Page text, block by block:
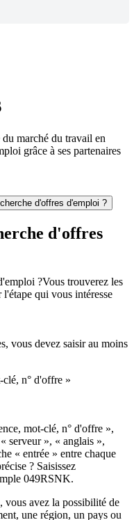
marché du travail en
grâce à ses partenaires
d'offres d'emploi ?
d'offres
?Vous trouverez les
qui vous intéresse
vous devez saisir au moins
clé, n° d'offre »
mot-clé, n° d'offre »,
serveur », « anglais »,
« entrée » entre chaque
? Saisissez
049RSNK.
vous avez la possibilité de
une région, un pays ou